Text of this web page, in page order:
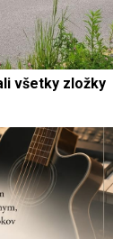
všetky zložky